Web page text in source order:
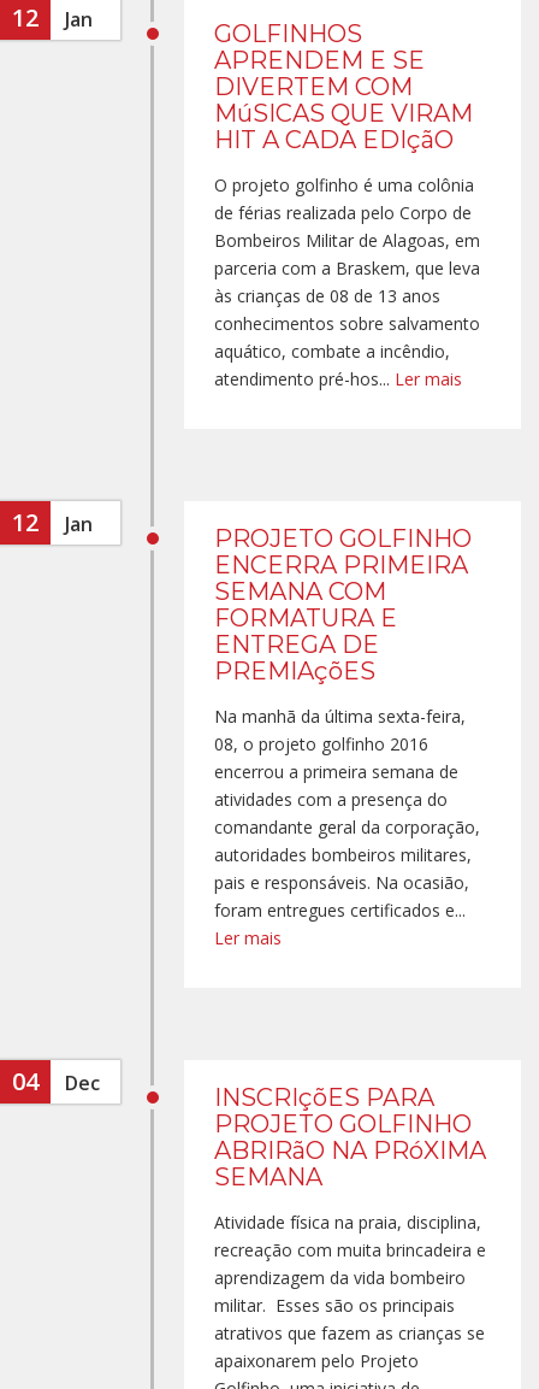
12 Jan
GOLFINHOS
APRENDEM E SE
DIVERTEM COM
MúSICAS QUE VIRAM
HIT A CADA EDIçãO
O projeto golfinho é uma colônia
de férias realizada pelo Corpo de
Bombeiros Militar de Alagoas, em
parceria com a Braskem, que leva
às crianças de 08 de 13 anos
conhecimentos sobre salvamento
aquático, combate a incêndio,
atendimento pré-hos... Ler mais
12 Jan
PROJETO GOLFINHO
ENCERRA PRIMEIRA
SEMANA COM
FORMATURA E
ENTREGA DE
PREMIAçõES
Na manhã da última sexta-feira,
08, o projeto golfinho 2016
encerrou a primeira semana de
atividades com a presença do
comandante geral da corporação,
autoridades bombeiros militares,
pais e responsáveis. Na ocasião,
foram entregues certificados e...
Ler mais
04 Dec
INSCRIçõES PARA
PROJETO GOLFINHO
ABRIRãO NA PRóXIMA
SEMANA
Atividade física na praia, disciplina,
recreação com muita brincadeira e
aprendizagem da vida bombeiro
militar. Esses são os principais
atrativos que fazem as crianças se
apaixonarem pelo Projeto